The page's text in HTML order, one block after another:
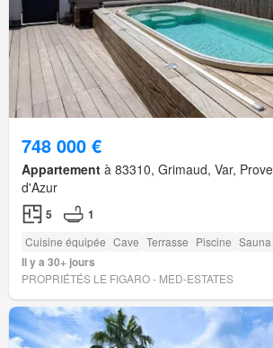
748 000 €
Appartement à 83310, Grimaud, Var,
d'Azur
5 1
Cuisine équipée Cave Terrasse Piscine Sauna
Il y a 30+ jours
PROPRIÉTÉS LE FIGARO - MED-ESTATES